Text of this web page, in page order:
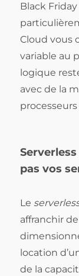
Black
Cloud vous
variable au
logique
avec de la
pas vos
Le
affranchir
location
de la